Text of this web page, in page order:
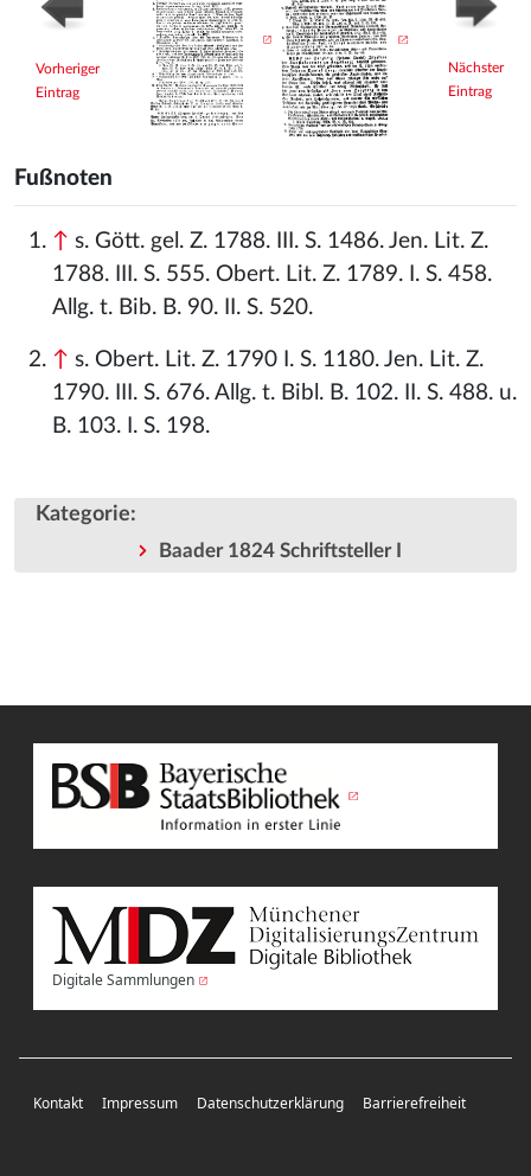
Vorheriger
Eintrag
Nächster
Eintrag
Fußnoten
↑ s. Gött. gel. Z. 1788. III. S. 1486. Jen. Lit. Z.
1788. III. S. 555. Obert. Lit. Z. 1789. I. S. 458.
Allg. t. Bib. B. 90. II. S. 520.
↑ s. Obert. Lit. Z. 1790 I. S. 1180. Jen. Lit. Z.
1790. III. S. 676. Allg. t. Bibl. B. 102. II. S. 488. u.
B. 103. I. S. 198.
Kategorie:
Baader 1824 Schriftsteller I
Digitale Sammlungen
Kontakt Impressum Datenschutzerklärung Barrierefreiheit